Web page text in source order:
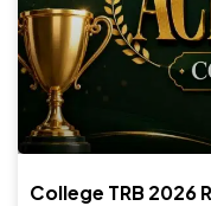
College TRB 2026